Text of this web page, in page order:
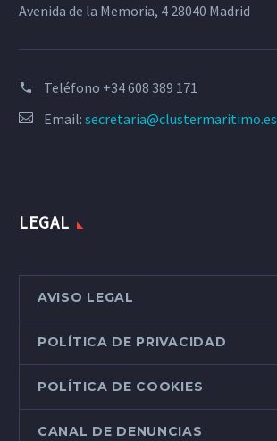
Avenida de la Memoria, 4 28040 Madrid
Teléfono +34 608 389 171
Email: secretaria@clustermaritimo.es
LEGAL
AVISO LEGAL
POLÍTICA DE PRIVACIDAD
POLÍTICA DE COOKIES
CANAL DE DENUNCIAS